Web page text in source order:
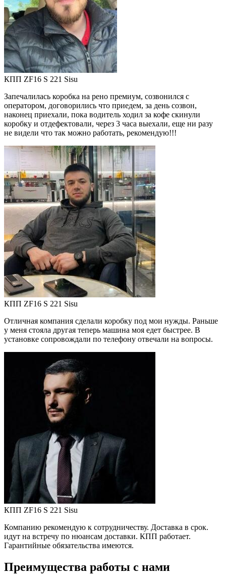
КПП ZF16 S 221 Sisu
Запечалилась коробка на рено премиум, созвонился с
оператором, договорились что приедем, за день созвон,
наконец приехали, пока водитель ходил за кофе скинули
коробку и отдефектовали, через 3 часа выехали, еще ни разу
не видели что так можно работать, рекомендую!!!
КПП ZF16 S 221 Sisu
Отличная компания сделали коробку под мои нужды. Раньше
у меня стояла другая теперь машина моя едет быстрее. В
установке сопровождали по телефону отвечали на вопросы.
КПП ZF16 S 221 Sisu
Компанию рекомендую к сотрудничеству. Доставка в срок.
идут на встречу по нюансам доставки. КПП работает.
Гарантийные обязательства имеются.
Преимущества работы с нами